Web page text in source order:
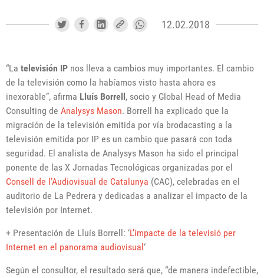
12.02.2018
“La televisión IP nos lleva a cambios muy importantes. El cambio
de la televisión como la habíamos visto hasta ahora es
inexorable”, afirma Lluís Borrell, socio y Global Head of Media
Consulting de Analysys Mason. Borrell ha explicado que la
migración de la televisión emitida por vía brodacasting a la
televisión emitida por IP es un cambio que pasará con toda
seguridad. El analista de Analysys Mason ha sido el principal
ponente de las X Jornadas Tecnológicas organizadas por el
Consell de l’Audiovisual de Catalunya (CAC), celebradas en el
auditorio de La Pedrera y dedicadas a analizar el impacto de la
televisión por Internet.
+ Presentación de Lluís Borrell: ‘L’impacte de la televisió per
Internet en el panorama audiovisual‘
Según el consultor, el resultado será que, “de manera indefectible,